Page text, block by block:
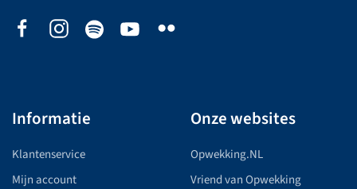
Informatie
Klantenservice
Mijn account
Onze websites
Opwekking.NL
Vriend van Opwekking